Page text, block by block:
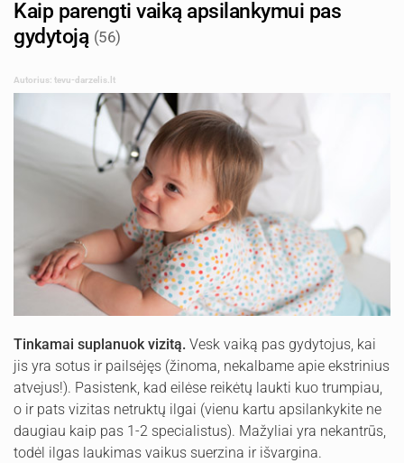
Kaip parengti vaiką apsilankymui pas
gydytoją (56)
Autorius: tevu-darzelis.lt
Tinkamai suplanuok vizitą. Vesk vaiką pas gydytojus, kai
jis yra sotus ir pailsėjęs (žinoma, nekalbame apie ekstrinius
atvejus!). Pasistenk, kad eilėse reikėtų laukti kuo trumpiau,
o ir pats vizitas netruktų ilgai (vienu kartu apsilankykite ne
daugiau kaip pas 1-2 specialistus). Mažyliai yra nekantrūs,
todėl ilgas laukimas vaikus suerzina ir išvargina.